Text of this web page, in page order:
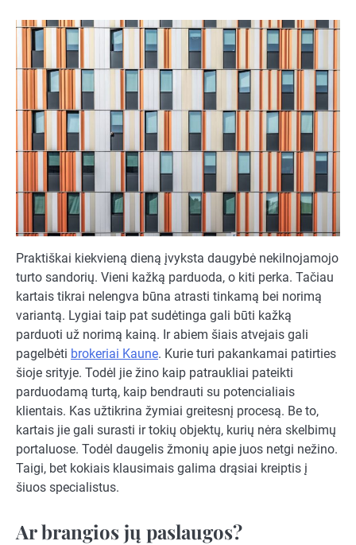
Praktiškai kiekvieną dieną įvyksta daugybė nekilnojamojo
turto sandorių. Vieni kažką parduoda, o kiti perka. Tačiau
kartais tikrai nelengva būna atrasti tinkamą bei norimą
variantą. Lygiai taip pat sudėtinga gali būti kažką
parduoti už norimą kainą. Ir abiem šiais atvejais gali
pagelbėti brokeriai Kaune. Kurie turi pakankamai patirties
šioje srityje. Todėl jie žino kaip patraukliai pateikti
parduodamą turtą, kaip bendrauti su potencialiais
klientais. Kas užtikrina žymiai greitesnį procesą. Be to,
kartais jie gali surasti ir tokių objektų, kurių nėra skelbimų
portaluose. Todėl daugelis žmonių apie juos netgi nežino.
Taigi, bet kokiais klausimais galima drąsiai kreiptis į
šiuos specialistus.
Ar brangios jų paslaugos?